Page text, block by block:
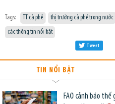
Tags: TT cà phê thị trường cà phê trong nước
các thông tin nổi bật
Tweet
TIN NỔI BẬT
FAO cảnh báo